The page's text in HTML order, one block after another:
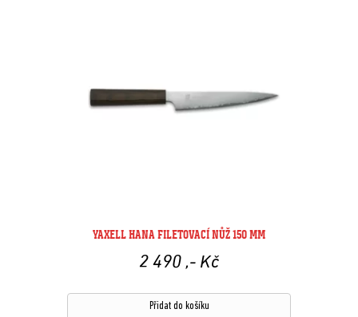
YAXELL HANA FILETOVACÍ NŮŽ 150 MM
2 490 ,- Kč
Přidat do košíku